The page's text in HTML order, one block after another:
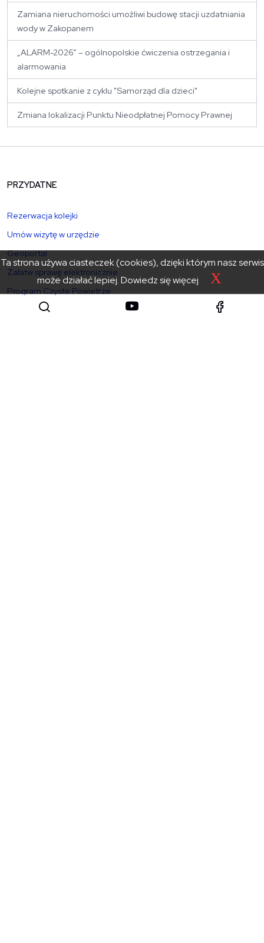
Zamiana nieruchomości umożliwi budowę stacji uzdatniania
wody w Zakopanem
„ALARM-2026” – ogólnopolskie ćwiczenia ostrzegania i
alarmowania
Kolejne spotkanie z cyklu "Samorząd dla dzieci"
Zmiana lokalizacji Punktu Nieodpłatnej Pomocy Prawnej
PRZYDATNE
Rezerwacja kolejki
Umów wizytę w urzędzie
Geoportal
Załatw sprawę elektronicznie
Program Czyste Powietrze
Ekointerwencja
Ta strona używa ciasteczek (cookies), dzięki którym nasz serwis
może działać lepiej.Dowiedz się więcej X